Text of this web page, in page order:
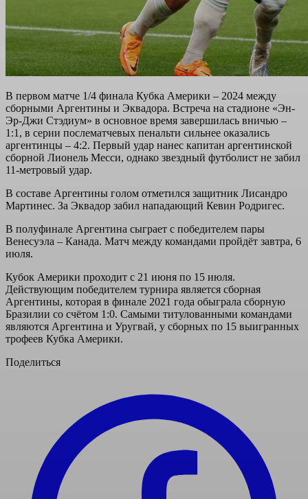
В первом матче 1/4 финала Кубка Америки – 2024 между
сборными Аргентины и Эквадора. Встреча на стадионе «Эн-
Эр-Джи Стэдиум» в основное время завершилась вничью –
1:1, в серии послематчевых пенальти сильнее оказались
аргентинцы – 4:2. Первый удар нанес капитан аргентинской
сборной Лионель Месси, однако звездный футболист не забил
11-метровый удар.
В составе Аргентины голом отметился защитник Лисандро
Мартинес. За Эквадор забил нападающий Кевин Родригес.
В полуфинале Аргентина сыграет с победителем пары
Венесуэла – Канада. Матч между командами пройдёт завтра, 6
июля.
Кубок Америки проходит с 21 июня по 15 июля.
Действующим победителем турнира является сборная
Аргентины, которая в финале 2021 года обыграла сборную
Бразилии со счётом 1:0. Самыми титулованными командами
являются Аргентина и Уругвай, у сборных по 15 выигранных
трофеев Кубка Америки.
Поделиться